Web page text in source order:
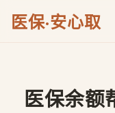
医保·安心取
医保余额